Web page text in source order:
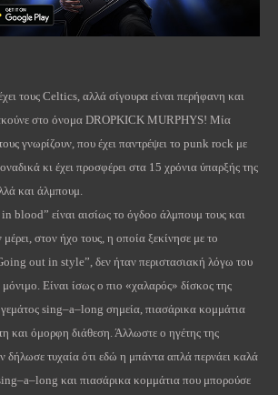
τους Celtics , αλλά σίγουρα είναι περήφανη και
στο όνομαDROPKICK MURPHYS! Μία
γνωρίζουν, που έχει παντρέψει το punk rock με
κι έχει προσφέρει στα 15 χρόνια ύπαρξής της
και άλμπουμ.
in blood” είναι αισίως το όγδοο άλμπουμ τους και
μέρει, στον ήχο τους, η οποία ξεκίνησε με το
out in style”, δεν ήταν περιστασιακή λόγω του
μόνιμο. Είναι ίσως ο πιο «χαλαρός» δίσκος της
sing–a–long σημεία, πιασάρικα κομμάτια
και όμορφη διάθεση. Άλλωστε ο ηγέτης της
δήλωσε τυχαία ότι εδώ η μπάντα απλά περνάει καλά
–a–long και πιασάρικα κομμάτια που μπορούσε